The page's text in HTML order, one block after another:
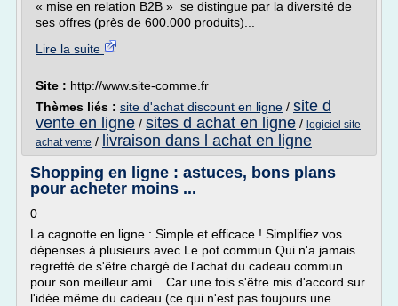
« mise en relation B2B » se distingue par la diversité de
ses offres (près de 600.000 produits)...
Lire la suite
Site : http://www.site-comme.fr
Thèmes liés : site d'achat discount en ligne / site d
vente en ligne / sites d achat en ligne / logiciel site
achat vente / livraison dans l achat en ligne
Shopping en ligne : astuces, bons plans
pour acheter moins ...
0
La cagnotte en ligne : Simple et efficace ! Simplifiez vos
dépenses à plusieurs avec Le pot commun Qui n'a jamais
regretté de s'être chargé de l'achat du cadeau commun
pour son meilleur ami... Car une fois s'être mis d'accord sur
l'idée même du cadeau (ce qui n'est pas toujours une